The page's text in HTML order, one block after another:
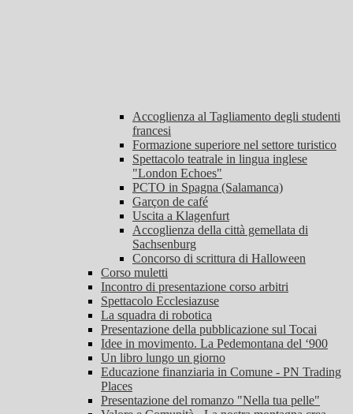
Accoglienza al Tagliamento degli studenti
francesi
Formazione superiore nel settore turistico
Spettacolo teatrale in lingua inglese
"London Echoes"
PCTO in Spagna (Salamanca)
Garçon de café
Uscita a Klagenfurt
Accoglienza della città gemellata di
Sachsenburg
Concorso di scrittura di Halloween
Corso muletti
Incontro di presentazione corso arbitri
Spettacolo Ecclesiazuse
La squadra di robotica
Presentazione della pubblicazione sul Tocai
Idee in movimento. La Pedemontana del ‘900
Un libro lungo un giorno
Educazione finanziaria in Comune - PN Trading
Places
Presentazione del romanzo "Nella tua pelle"